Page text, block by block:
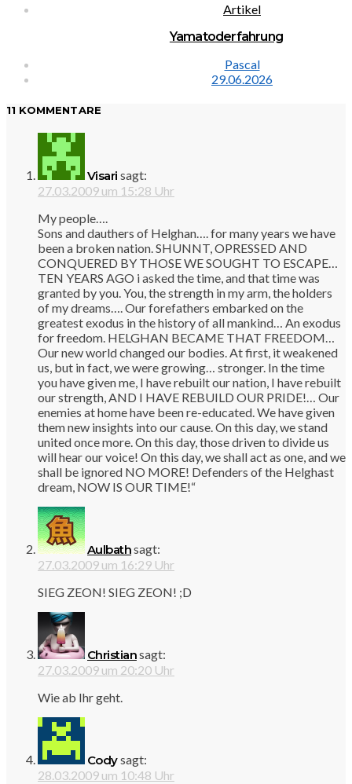
Artikel
Yamatoderfahrung
Pascal
29.06.2026
11 KOMMENTARE
Visari sagt:
27.03.2009 um 15:28 Uhr
My people….
Sons and dauthers of Helghan…. for many years we have
been a broken nation. SHUNNT, OPRESSED AND
CONQUERED BY THOSE WE SOUGHT TO ESCAPE…
TEN YEARS AGO i asked the time, and that time was
granted by you. You, the strength in my arm, the holders
of my dreams…. Our forefathers embarked on the
greatest exodus in the history of all mankind… An exodus
for freedom. HELGHAN BECAME THAT FREEDOM…
Our new world changed our bodies. At first, it weakened
us, but in fact, we were growing… stronger. In the time
you have given me, I have rebuilt our nation, I have rebuilt
our strength, AND I HAVE REBUILD OUR PRIDE!… Our
enemies at home have been re-educated. We have given
them new insights into our cause. On this day, we stand
united once more. On this day, those driven to divide us
will hear our voice! On this day, we shall act as one, and we
shall be ignored NO MORE! Defenders of the Helghast
dream, NOW IS OUR TIME!“
Aulbathsagt:
27.03.2009 um 16:29 Uhr
SIEG ZEON! SIEG ZEON! ;D
Christiansagt:
27.03.2009 um 20:20 Uhr
Wie ab Ihr geht.
Codysagt:
28.03.2009 um 10:48 Uhr